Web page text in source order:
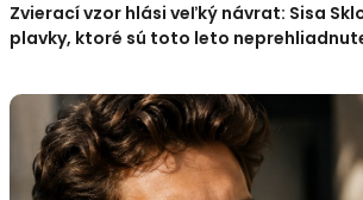
Zvierací vzor hlási veľký návrat: Sisa
plavky, ktoré sú toto leto